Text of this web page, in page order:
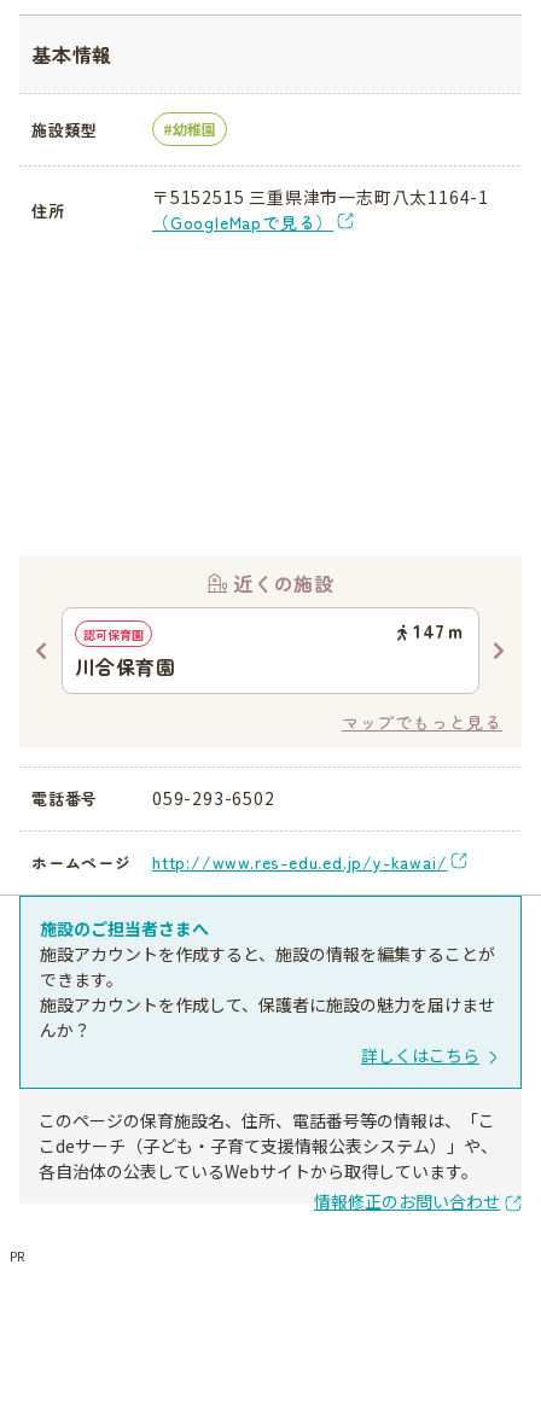
基本情報
施設類型 幼稚園
住所
〒5152515 三重県津市一志町八太1164-1
（GoogleMapで見る）
近くの施設
認可保育園 147 ｍ
川合保育園
マップでもっと見る
電話番号 059-293-6502
ホームページ http://www.res-edu.ed.jp/y-kawai/
施設のご担当者さまへ
施設アカウントを作成すると、施設の情報を編集することが
できます。
施設アカウントを作成して、保護者に施設の魅力を届けませ
んか？
詳しくはこちら
このページの保育施設名、住所、電話番号等の情報は、「こ
こdeサーチ（子ども・子育て支援情報公表システム）」や、
各自治体の公表しているWebサイトから取得しています。
情報修正のお問い合わせ
PR